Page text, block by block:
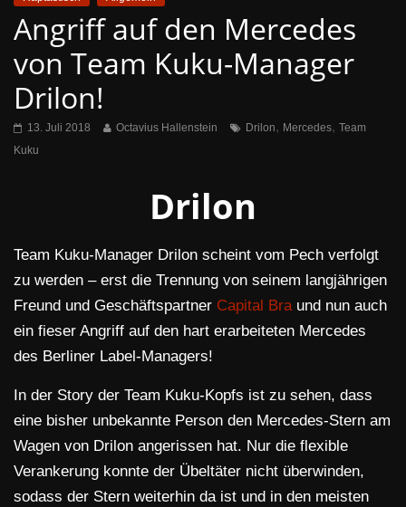
Angriff auf den Mercedes
von Team Kuku-Manager
Drilon!
13. Juli 2018 Octavius Hallenstein Drilon, Mercedes, Team
Kuku
Drilon
Team Kuku-Manager Drilon scheint vom Pech verfolgt
zu werden – erst die Trennung von seinem langjährigen
Freund und Geschäftspartner Capital Braund nun auch
ein fieser Angriff auf den hart erarbeiteten Mercedes
des Berliner Label-Managers!
In der Story der Team Kuku-Kopfs ist zu sehen, dass
eine bisher unbekannte Person den Mercedes-Stern am
Wagen von Drilon angerissen hat. Nur die flexible
Verankerung konnte der Übeltäter nicht überwinden,
sodass der Stern weiterhin da ist und in den meisten